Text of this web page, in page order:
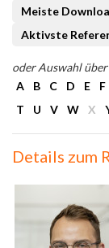
Meiste
Aktivste
oder Auswahl
A
B C D E F
T
U V W X
Details zum